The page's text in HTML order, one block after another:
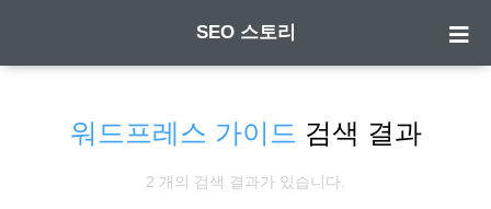
SEO 스토리
워드프레스 가이드 검색 결과
2 개의 검색 결과가 있습니다.